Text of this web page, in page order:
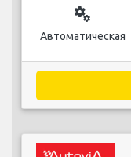
miscellaneous_services
Автоматическая